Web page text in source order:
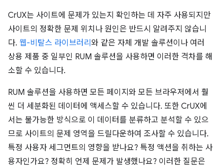
CrUX는 사이트에 문제가 있는지 확인하는 데 자주 사용되지만
사이트의 정확한 문제 위치나 원인은 반드시 알려주지 않습니
다. 웹-비탈스 라이브러리 와 같은 자체 개발 솔루션이나 여러
상용 제품 중 일부인 RUM 솔루션을 사용하면 이러한 격차를 해
소할 수 있습니다.
RUM 솔루션을 사용하면 모든 페이지와 모든 브라우저에서 훨
씬 더 세분화된 데이터에 액세스할 수 있습니다. 또한 CrUX에
서는 불가능한 방식으로 이 데이터를 분류하고 분석할 수 있으
므로 사이트의 문제 영역을 드릴다운하여 조사할 수 있습니다.
특정 사용자 세그먼트의 영향을 받나요? 특정 액션을 취하는 사
용자인가요? 정확히 언제 문제가 발생했나요? 이러한 질문은